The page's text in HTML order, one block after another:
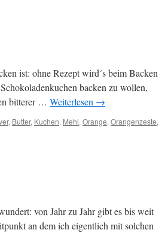
ist: ohne Rezept wird´s beim Backen
backen zu wollen,
bitterer … Weiterlesen →
, Butter, Kuchen, Mehl, Orange, Orangenzeste,
von Jahr zu Jahr gibt es bis weit
an dem ich eigentlich mit solchen